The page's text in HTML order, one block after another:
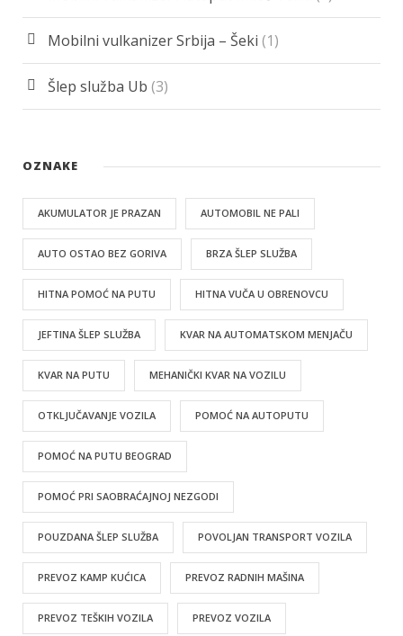
Mobilni vulkanizer Srbija – Šeki (1)
Šlep služba Ub (3)
OZNAKE
AKUMULATOR JE PRAZAN AUTOMOBIL NE PALI
AUTO OSTAO BEZ GORIVA BRZA ŠLEP SLUŽBA
HITNA POMOĆ NA PUTU HITNA VUČA U OBRENOVCU
JEFTINA ŠLEP SLUŽBA KVAR NA AUTOMATSKOM MENJAČU
KVAR NA PUTU MEHANIČKI KVAR NA VOZILU
OTKLJUČAVANJE VOZILA POMOĆ NA AUTOPUTU
POMOĆ NA PUTU BEOGRAD
POMOĆ PRI SAOBRAĆAJNOJ NEZGODI
POUZDANA ŠLEP SLUŽBA POVOLJAN TRANSPORT VOZILA
PREVOZ KAMP KUĆICA PREVOZ RADNIH MAŠINA
PREVOZ TEŠKIH VOZILA PREVOZ VOZILA